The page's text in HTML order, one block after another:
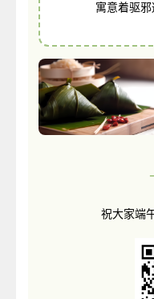
寓意着驱邪
祝大家端